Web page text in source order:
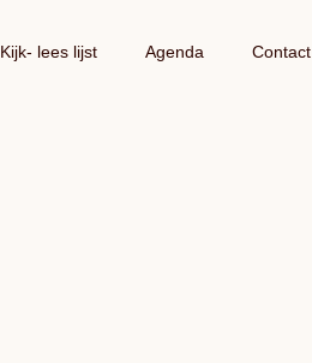
Kijk- lees lijst Agenda Contact